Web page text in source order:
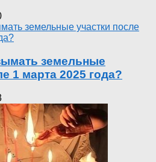
земельные
1 марта 2025 года?